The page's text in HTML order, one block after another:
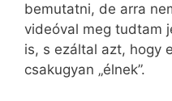
bemutatni, de arra
videóval meg tudtam
is, s ezáltal azt, hogy
csakugyan „élnek”.